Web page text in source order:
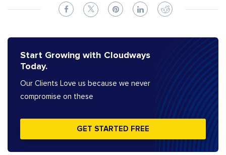
Start Growing with Cloudways
Today.
Our Clients Love us because we never
compromise on these
GET STARTED FREE